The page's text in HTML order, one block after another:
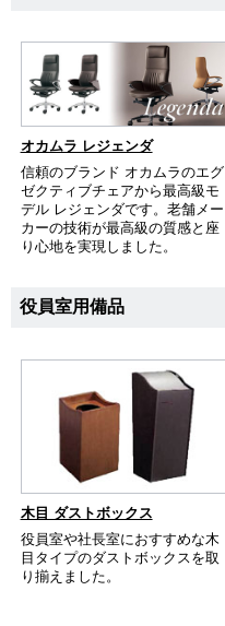
オカムラ レジェンダ
信頼のブランド オカムラのエグ
ゼクティブチェアから最高級モ
デル レジェンダです。老舗メー
カーの技術が最高級の質感と座
り心地を実現しました。
役員室用備品
木目 ダストボックス
役員室や社長室におすすめな木
目タイプのダストボックスを取
り揃えました。